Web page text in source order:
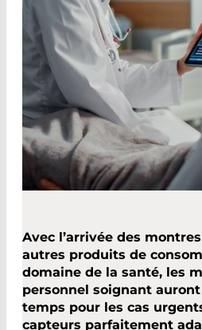
Avec l’arrivée des
autres produits de
domaine de la santé, les
personnel soignant
temps pour les cas
capteurs parfaitement